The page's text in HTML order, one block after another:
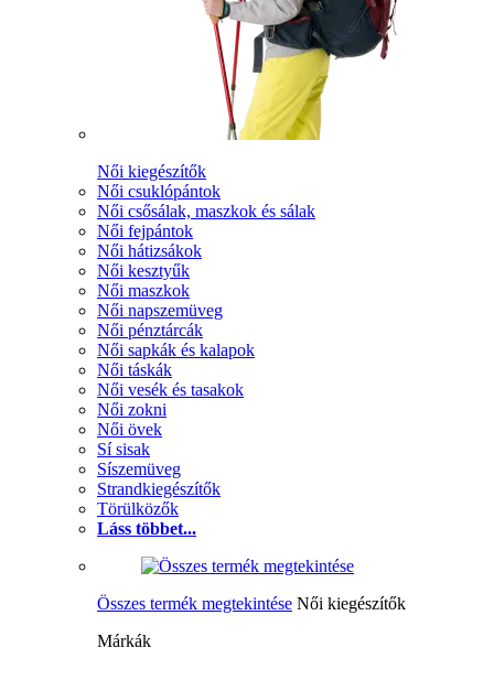
Női kiegészítők
Női csuklópántok
Női csősálak, maszkok és sálak
Női fejpántok
Női hátizsákok
Női kesztyűk
Női maszkok
Női napszemüveg
Női pénztárcák
Női sapkák és kalapok
Női táskák
Női vesék és tasakok
Női zokni
Női övek
Sí sisak
Síszemüveg
Strandkiegészítők
Törülközők
Láss többet...
Összes termék megtekintése Női kiegészítők
Márkák